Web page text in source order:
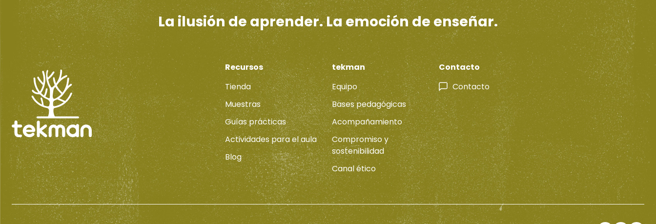
La ilusión de aprender. La emoción de enseñar.
Recursos
Tienda
Muestras
Guías prácticas
Actividades para el aula
Blog
tekman
Equipo
Bases pedagógicas
Acompañamiento
Compromiso y
sostenibilidad
Canal ético
Contacto
Contacto